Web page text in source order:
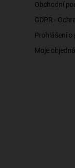
Obchodní
GDPR -
Prohlášení o
Moje